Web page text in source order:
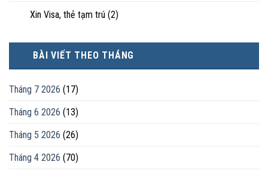
Xin Visa, thẻ tạm trú (2)
BÀI VIẾT THEO THÁNG
Tháng 7 2026 (17)
Tháng 6 2026 (13)
Tháng 5 2026 (26)
Tháng 4 2026 (70)